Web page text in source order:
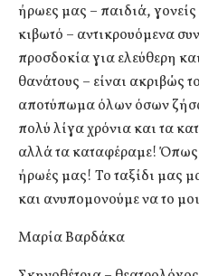
ήρωες μας – παιδιά,
κιβωτό – αντικρουόμενα
προσδοκία για ελεύθερη
θανάτους – είναι ακριβώς
αποτύπωμα όλων όσων
πολύ λίγα χρόνια και τα
αλλά τα καταφέραμε! Όπως
ήρωές μας! Το ταξίδι μας
και ανυπομονούμε να το
Μαρία Βαρδάκα